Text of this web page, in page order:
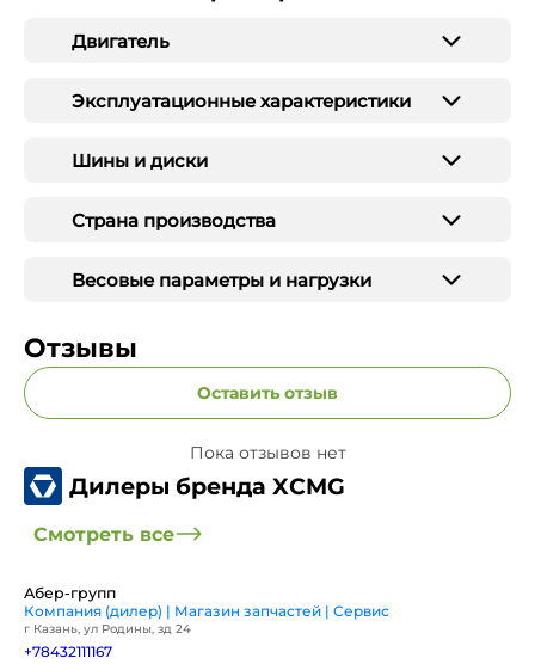
Двигатель
Эксплуатационные характеристики
Шины и диски
Страна производства
Весовые параметры и нагрузки
Отзывы
Оставить отзыв
Пока отзывов нет
Дилеры бренда XCMG
Смотреть все
Абер-групп
Компания (дилер) | Магазин запчастей | Сервис
г Казань, ул Родины, зд 24
+78432111167